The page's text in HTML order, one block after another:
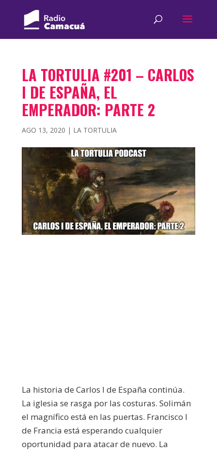
LA TORTULIA #201 – CARLOS
I DE ESPAÑA, EL
EMPERADOR: PARTE 2
AGO 13, 2020 | LA TORTULIA
La historia de Carlos I de España continúa.
La iglesia se rasga por las costuras. Solimán
el magnífico está en las puertas. Francisco I
de Francia está esperando cualquier
oportunidad para atacar de nuevo. La